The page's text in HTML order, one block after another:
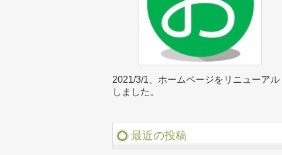
2021/3/1、ホームページをリニューアル
しました。
最近の投稿